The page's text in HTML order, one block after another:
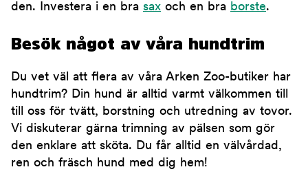
den. Investera i en bra sax och en bra borste.
Besök något av våra hundtrim
Du vet väl att flera av våra Arken Zoo-butiker har
hundtrim? Din hund är alltid varmt välkommen till
till oss för tvätt, borstning och utredning av tovor.
Vi diskuterar gärna trimning av pälsen som gör
den enklare att sköta. Du får alltid en välvårdad,
ren och fräsch hund med dig hem!